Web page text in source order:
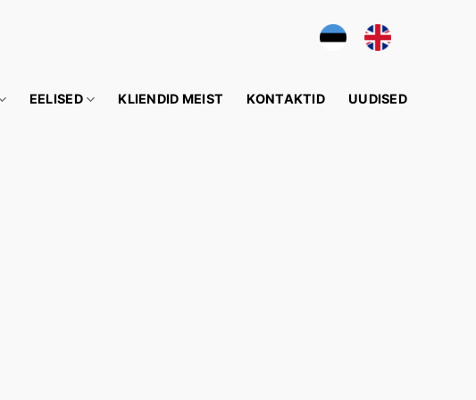
EELISED KLIENDID MEIST KONTAKTID UUDISED